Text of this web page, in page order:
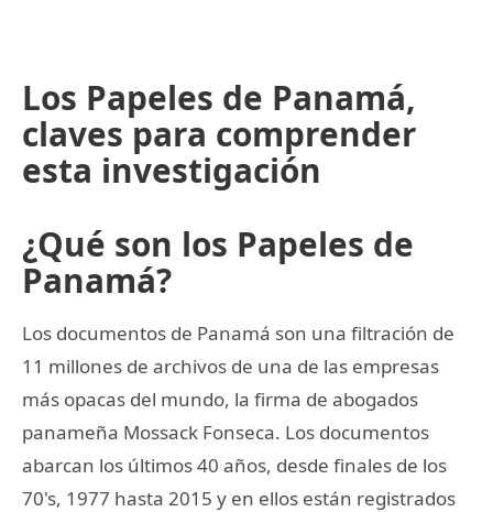
Los Papeles de Panamá,
claves para comprender
esta investigación
¿Qué son los Papeles de
Panamá?
Los documentos de Panamá son una filtración de
11 millones de archivos de una de las empresas
más opacas del mundo, la firma de abogados
panameña Mossack Fonseca. Los documentos
abarcan los últimos 40 años, desde finales de los
70's, 1977 hasta 2015 y en ellos están registrados